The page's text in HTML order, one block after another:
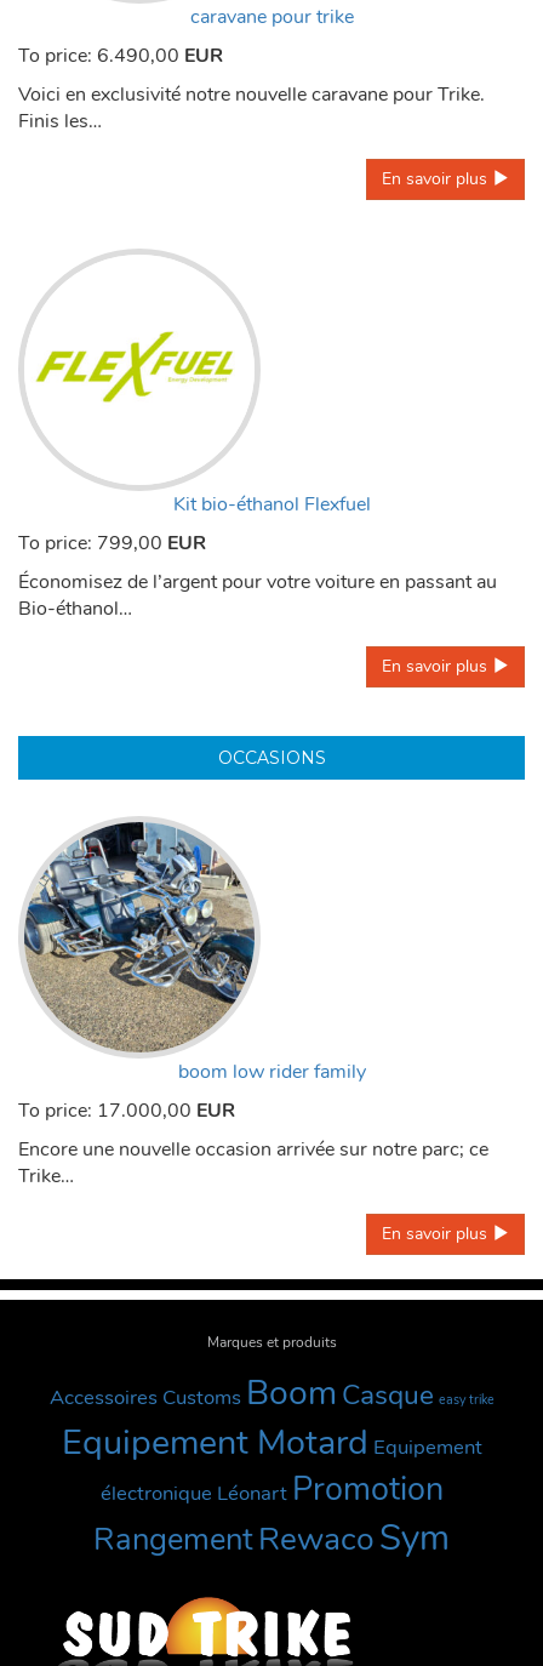
caravane pour trike
To price: 6.490,00 EUR
Voici en exclusivité notre nouvelle caravane pour Trike.
Finis les…
En savoir plus
Kit bio-éthanol Flexfuel
To price: 799,00 EUR
Économisez de l’argent pour votre voiture en passant au
Bio-éthanol…
En savoir plus
OCCASIONS
boom low rider family
To price: 17.000,00 EUR
Encore une nouvelle occasion arrivée sur notre parc; ce
Trike…
En savoir plus
Marques et produits
Accessoires Customs Boom Casque easy trike
Equipement Motard Equipement
électronique Léonart Promotion
RangementRewacoSym